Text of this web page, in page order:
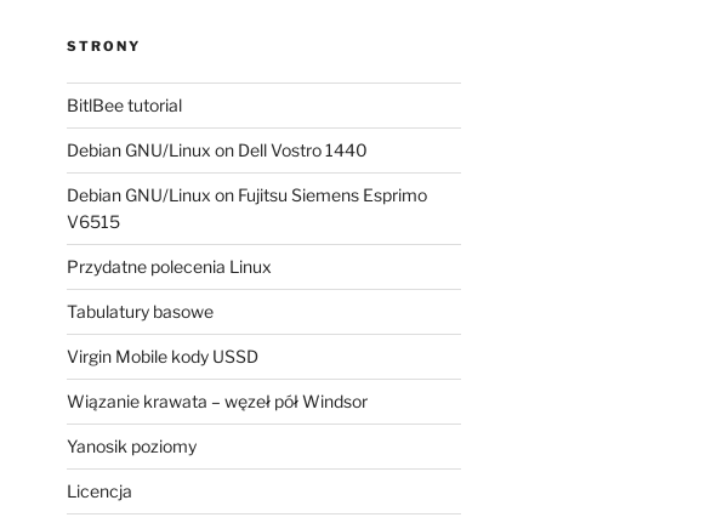
STRONY
BitlBee tutorial
Debian GNU/Linux on Dell Vostro 1440
Debian GNU/Linux on Fujitsu Siemens Esprimo
V6515
Przydatne polecenia Linux
Tabulatury basowe
Virgin Mobile kody USSD
Wiązanie krawata – węzeł pół Windsor
Yanosik poziomy
Licencja